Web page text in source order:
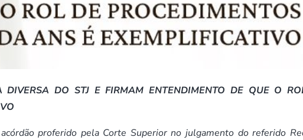
DIVERSA DO STJ E FIRMAM ENTENDIMENTO DE QUE O
proferido pela Corte Superior no julgamento do referido